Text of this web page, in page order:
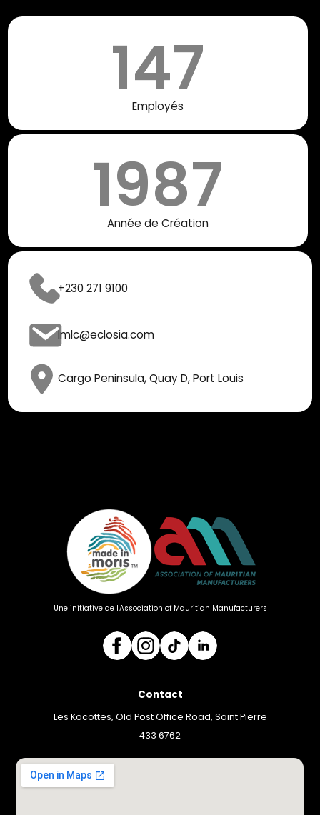
147
Employés
1987
Année de Création
+230 271 9100
lmlc@eclosia.com
Cargo Peninsula, Quay D, ​Port Louis
Une initiative de l'Association of Mauritian Manufacturers
Contact
Les Kocottes, Old Post Office Road, Saint Pierre
433 6762